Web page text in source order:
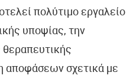
πολύτιμο εργαλείο
υποψίας, την
θεραπευτικής
αποφάσεων σχετικά με